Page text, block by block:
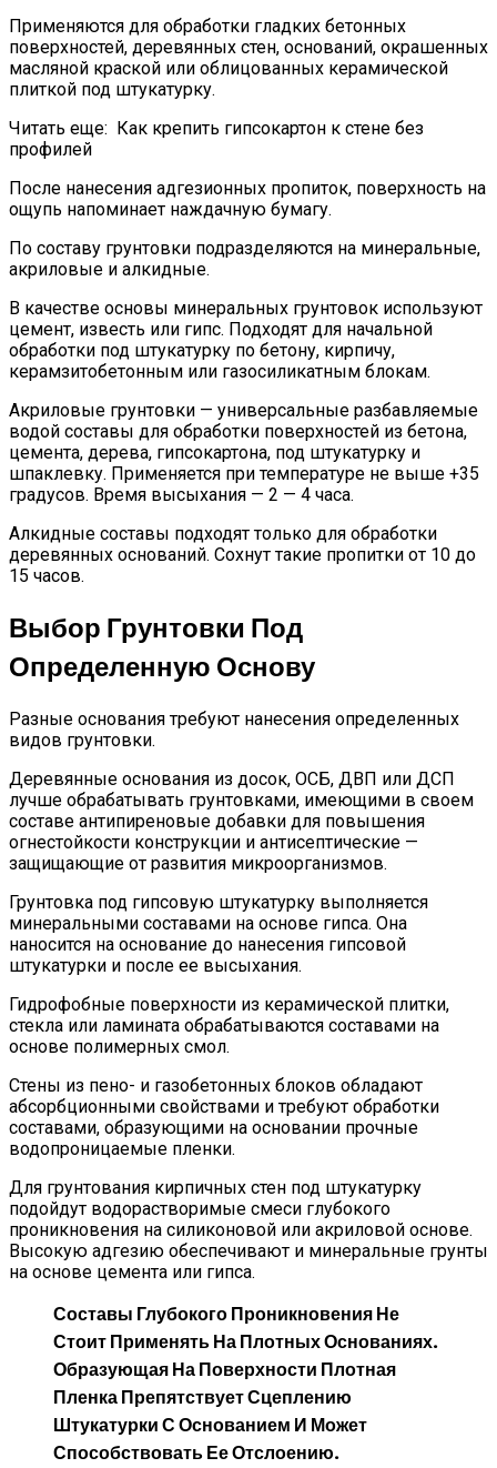
Применяются для обработки гладких бетонных
поверхностей, деревянных стен, оснований, окрашенных
масляной краской или облицованных керамической
плиткой под штукатурку.
Читать еще:
Как крепить гипсокартон к стене без
профилей
После нанесения адгезионных пропиток, поверхность на
ощупь напоминает наждачную бумагу.
По составу грунтовки подразделяются на минеральные,
акриловые и алкидные.
В качестве основы минеральных грунтовок используют
цемент, известь или гипс. Подходят для начальной
обработки под штукатурку по бетону, кирпичу,
керамзитобетонным или газосиликатным блокам.
Акриловые грунтовки — универсальные разбавляемые
водой составы для обработки поверхностей из бетона,
цемента, дерева, гипсокартона, под штукатурку и
шпаклевку. Применяется при температуре не выше +35
градусов. Время высыхания — 2 — 4 часа.
Алкидные составы подходят только для обработки
деревянных оснований. Сохнут такие пропитки от 10 до
15 часов.
Выбор Грунтовки Под
Определенную Основу
Разные основания требуют нанесения определенных
видов грунтовки.
Деревянные основания из досок, ОСБ, ДВП или ДСП
лучше обрабатывать грунтовками, имеющими в своем
составе антипиреновые добавки для повышения
огнестойкости конструкции и антисептические —
защищающие от развития микроорганизмов.
Грунтовка под гипсовую штукатурку выполняется
минеральными составами на основе гипса. Она
наносится на основание до нанесения гипсовой
штукатурки и после ее высыхания.
Гидрофобные поверхности из керамической плитки,
стекла или ламината обрабатываются составами на
основе полимерных смол.
Стены из пено- и газобетонных блоков обладают
абсорбционными свойствами и требуют обработки
составами, образующими на основании прочные
водопроницаемые пленки.
Для грунтования кирпичных стен под штукатурку
подойдут водорастворимые смеси глубокого
проникновения на силиконовой или акриловой основе.
Высокую адгезию обеспечивают и минеральные грунты
на основе цемента или гипса.
Составы Глубокого Проникновения Не
Стоит Применять На Плотных Основаниях.
Образующая На Поверхности Плотная
Пленка Препятствует Сцеплению
Штукатурки С Основанием И Может
Способствовать Ее Отслоению.